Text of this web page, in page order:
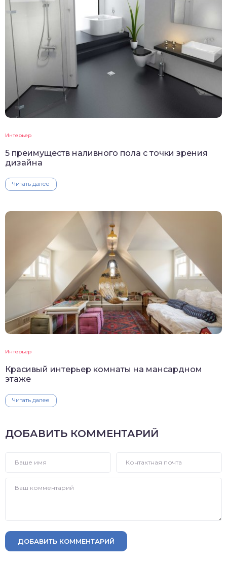
Интерьер
5 преимуществ наливного пола с точки зрения
дизайна
Читать далее
Интерьер
Красивый интерьер комнаты на мансардном
этаже
Читать далее
ДОБАВИТЬ КОММЕНТАРИЙ
ДОБАВИТЬ КОММЕНТАРИЙ